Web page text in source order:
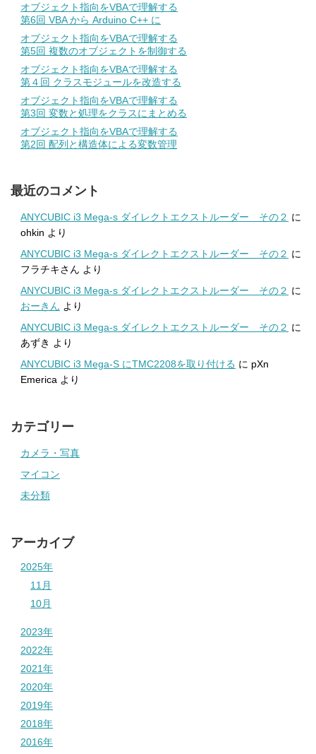
オブジェクト指向をVBAで理解する
第6回 VBA から Arduino C++ に
オブジェクト指向をVBAで理解する
第5回 複数のオブジェクトを制御する
オブジェクト指向をVBAで理解する
第４回 クラスモジュールを改造する
オブジェクト指向をVBAで理解する
第3回 変数と処理をクラスにまとめる
オブジェクト指向をVBAで理解する
第2回 配列と構造体による変数管理
最近のコメント
ANYCUBIC i3 Mega-s ダイレクトエクストルーダー その２ に
ohkin より
ANYCUBIC i3 Mega-s ダイレクトエクストルーダー その２ に
フラチキさん より
ANYCUBIC i3 Mega-s ダイレクトエクストルーダー その２ に
おーきん より
ANYCUBIC i3 Mega-s ダイレクトエクストルーダー その２ に
あずき より
ANYCUBIC i3 Mega-S にTMC2208を取り付ける に pXn
Emerica より
カテゴリー
カメラ・写真
マイコン
未分類
アーカイブ
2025年
11月
10月
2023年
2022年
2021年
2020年
2019年
2018年
2016年